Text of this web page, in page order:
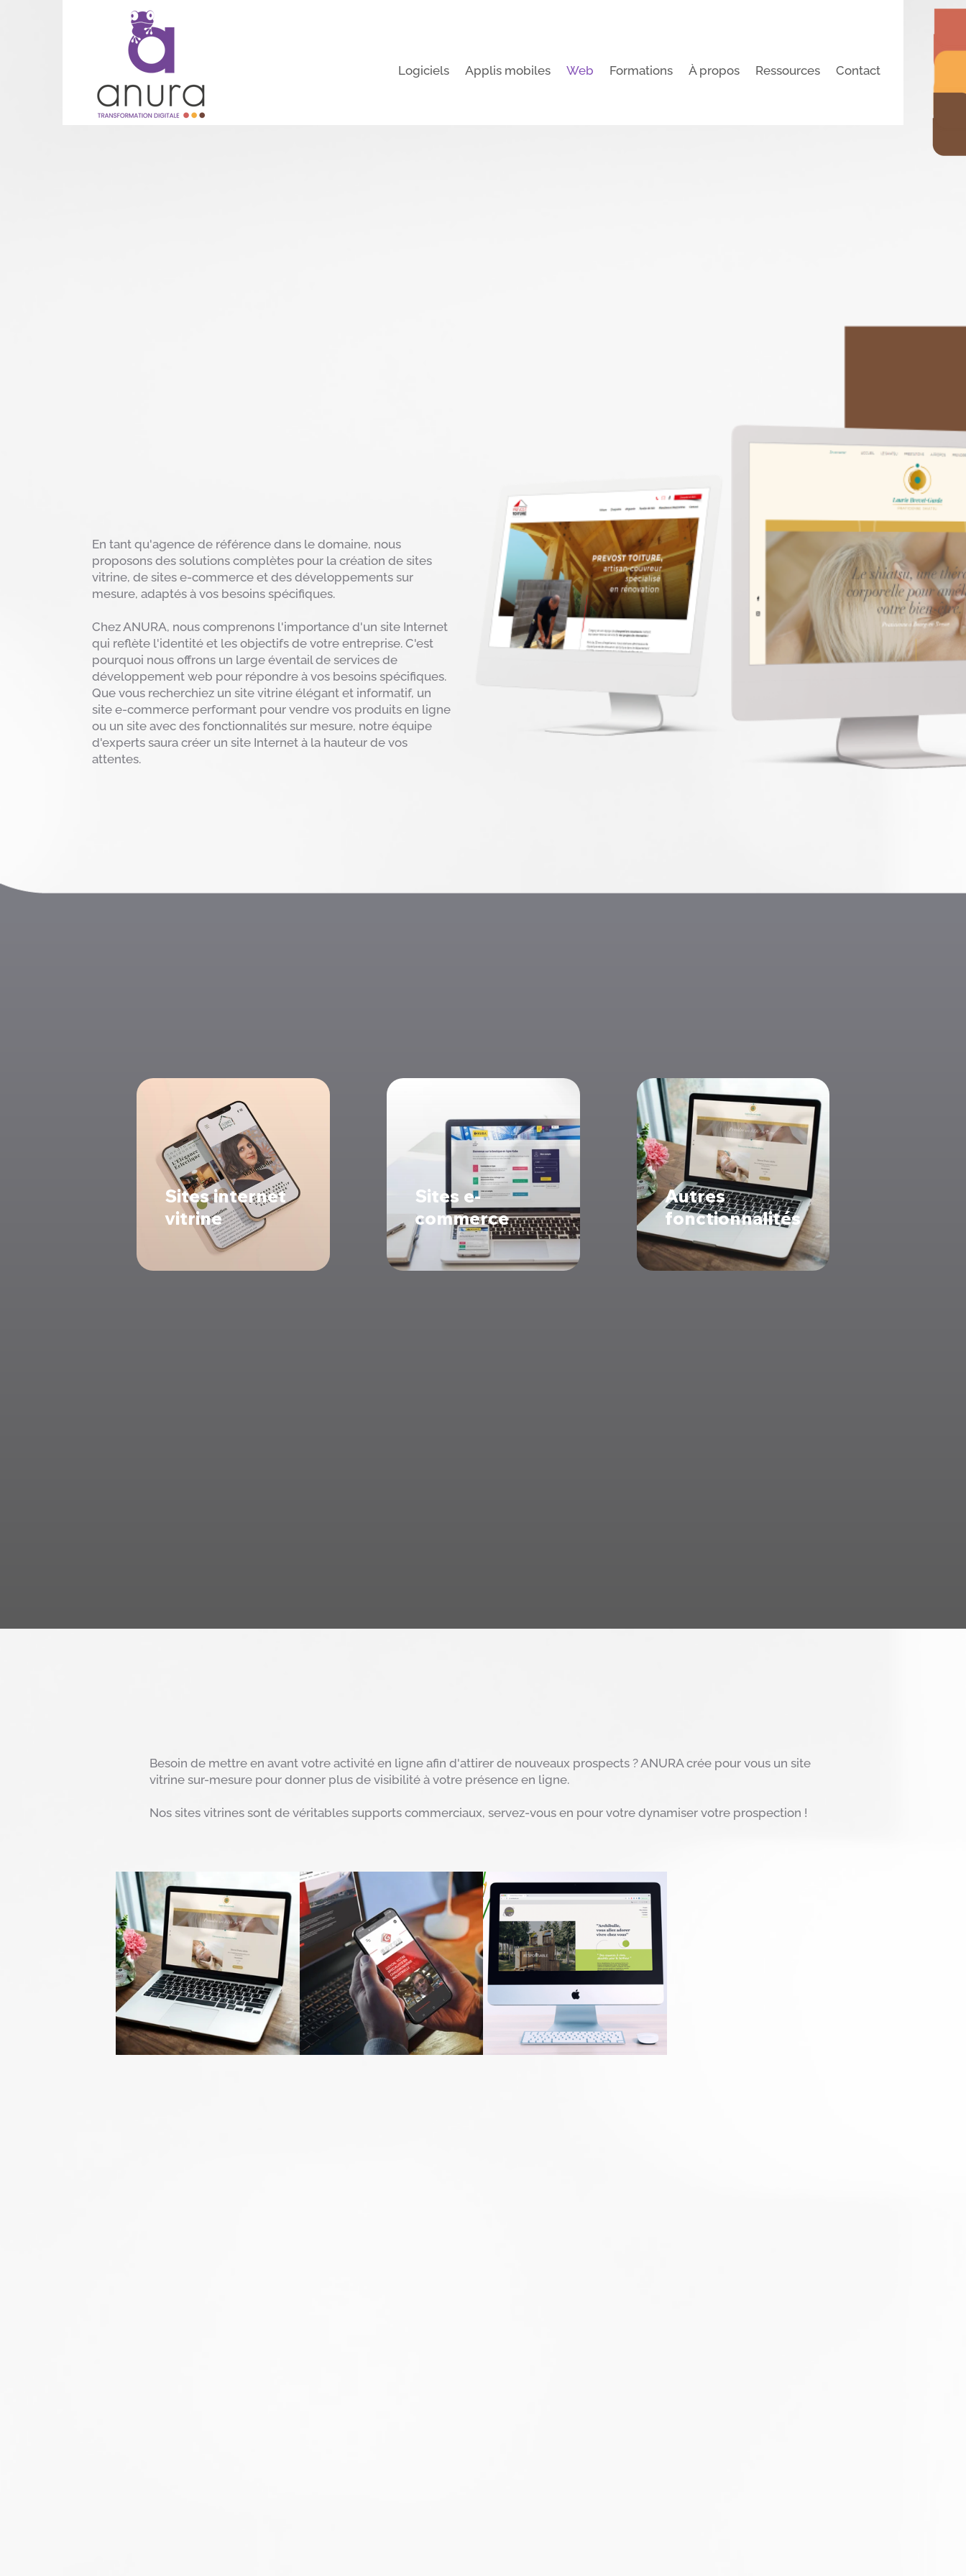
Logiciels Applis mobiles Web Formations À propos Ressources Contact
En tant qu'agence de référence dans le domaine, nous
proposons des solutions complètes pour la création de sites
vitrine, de sites e-commerce et des développements sur
mesure, adaptés à vos besoins spécifiques.
Chez ANURA, nous comprenons l'importance d'un site Internet
qui reflète l'identité et les objectifs de votre entreprise. C'est
pourquoi nous offrons un large éventail de services de
développement web pour répondre à vos besoins spécifiques.
Que vous recherchiez un site vitrine élégant et informatif, un
site e-commerce performant pour vendre vos produits en ligne
ou un site avec des fonctionnalités sur mesure, notre équipe
d'experts saura créer un site Internet à la hauteur de vos
attentes.
Sites internet
vitrine
Sites e-
commerce
Autres
fonctionnalités
Besoin de mettre en avant votre activité en ligne afin d'attirer de nouveaux prospects ? ANURA crée pour vous un site
vitrine sur-mesure pour donner plus de visibilité à votre présence en ligne.
Nos sites vitrines sont de véritables supports commerciaux, servez-vous en pour votre dynamiser votre prospection !